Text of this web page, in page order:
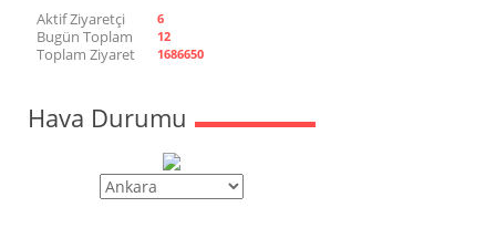
Aktif Ziyaretçi 6
Bugün Toplam 12
Toplam Ziyaret 1686650
Hava Durumu